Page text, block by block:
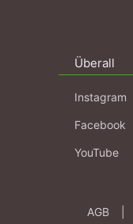
Überall
Instagram
Facebook
YouTube
AGB